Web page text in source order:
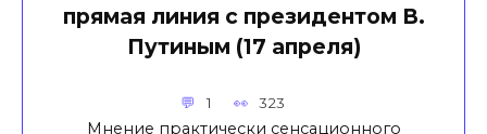
прямая линия с президентом В.
Путиным (17 апреля)
1 323
Мнение практически сенсационного